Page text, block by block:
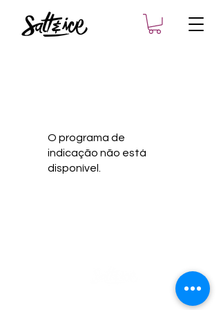
O programa de
indicação não está
disponível.
Formas de pagamento aceitas: cartões de crédito
(Visa, MasterCard, e American Express) e Pix